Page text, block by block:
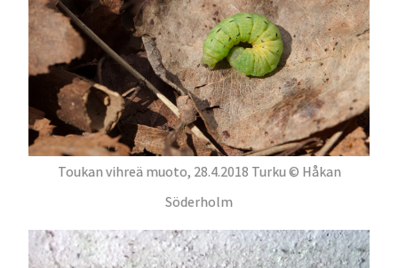
Toukan vihreä muoto, 28.4.2018 Turku © Håkan
Söderholm